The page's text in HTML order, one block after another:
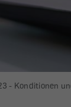
- Konditionen